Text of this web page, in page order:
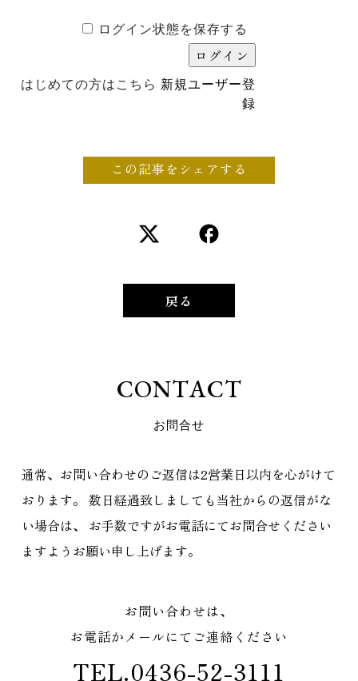
ログイン状態を保存する
はじめての方はこちら 新規ユーザー登
録
この記事をシェアする
戻る
CONTACT
お問合せ
通常、お問い合わせのご返信は2営業日以内を心がけて
おります。 数日経過致しましても当社からの返信がな
い場合は、
お手数ですがお電話にてお問合せください
ますようお願い申し上げます。
お問い合わせは、
お電話かメールにてご連絡ください
TEL.0436-52-3111